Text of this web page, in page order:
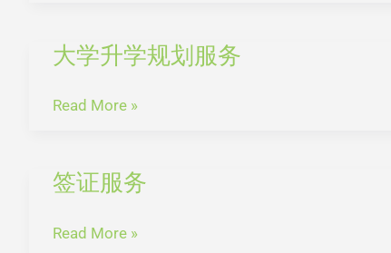
大学升学规划服务
大
升
划
务
Read More »
签证服务
签
服
Read More »